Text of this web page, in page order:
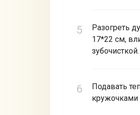
Разогреть
17*22 см,
зубочисткой.
Подавать
кружочками